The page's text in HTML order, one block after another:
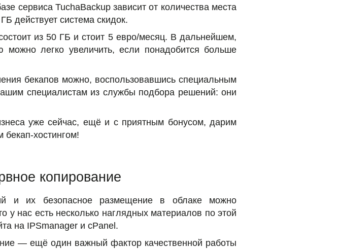
сервиса TuchaBackup зависит от количества места
действует система скидок.
из 50 ГБ и стоит 5 евро/месяц. В дальнейшем,
можно легко увеличить, если понадобится больше
бекапов можно, воспользовавшись специальным
специалистам из службы подбора решений: они
уже сейчас, ещё и с приятным бонусом, дарим
хостингом!
копирование
и их безопасное размещение в облаке можно
у нас есть несколько наглядных материалов по этой
на IPSmanager и cPanel.
— ещё один важный фактор качественной работы